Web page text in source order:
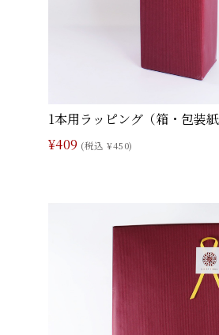
1本用ラッピング（箱・包装紙
¥409 (税込 ¥450)